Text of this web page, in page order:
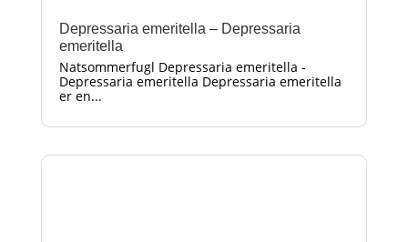
Depressaria emeritella – Depressaria
emeritella
Natsommerfugl Depressaria emeritella -
Depressaria emeritella Depressaria emeritella
er en...